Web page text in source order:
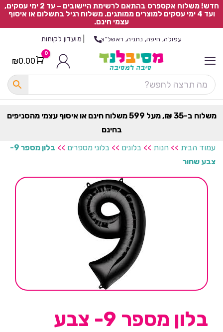
חדש! משלוח אקספרס בהתאם לרשימת היישובים – עד 2 ימי עסקים,
ועד 4 ימי עסקים למוצרים ממותגים. משלוח רגיל בתשלום או איסוף
עצמי חינם.
עפולה, חיפה, נתניה, ראשל"צ מועדון לקוחות
Cart
0
₪0.00
משלוח ב-35 ₪, מעל 599 משלוח חינם או איסוף עצמי מהסניפים
בחינם
עמוד הבית >> חנות >> בלונים >> בלוני מספרים >>
בלון מספר 9-
צבע שחור
בלון מספר 9- צבע